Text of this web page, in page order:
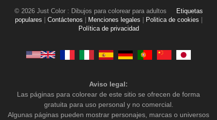
© 2026 Just Color : Dibujos para colorear para adultos
Etiquetas
populares
Contáctenos Menciones legales Politica de cookies
Política de privacidad
Aviso legal:
Las páginas para colorear de este sitio se ofrecen de forma
gratuita para uso personal y no comercial.
Algunas páginas pueden mostrar personajes, marcas o universos